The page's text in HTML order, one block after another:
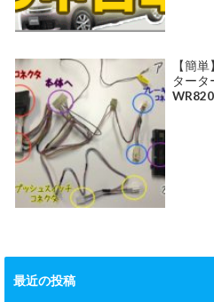
【簡
タータ
最近の投稿